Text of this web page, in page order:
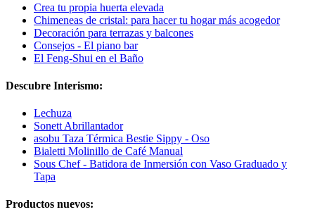
Crea tu propia huerta elevada
Chimeneas de cristal: para hacer tu hogar más acogedor
Decoración para terrazas y balcones
Consejos - El piano bar
El Feng-Shui en el Baño
Descubre Interismo:
Lechuza
Sonett Abrillantador
asobu Taza Térmica Bestie Sippy - Oso
Bialetti Molinillo de Café Manual
Sous Chef - Batidora de Inmersión con Vaso Graduado y
Tapa
Productos nuevos: